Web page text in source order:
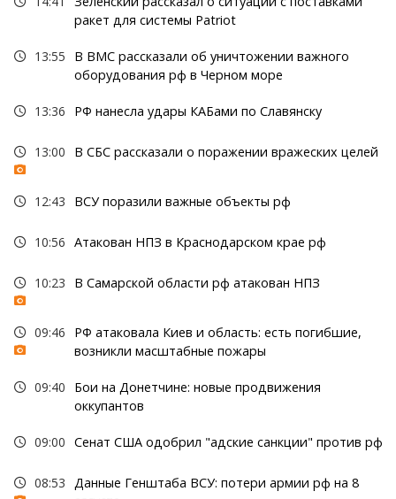
ракет для системы Patriot
13:55
В ВМС рассказали об уничтожении важного
оборудования рф в Черном море
13:36 РФ нанесла удары КАБами по Славянску
13:00 В СБС рассказали о поражении вражеских целей
12:43 ВСУ поразили важные объекты рф
10:56 Атакован НПЗ в Краснодарском крае рф
10:23 В Самарской области рф атакован НПЗ
09:46
РФ атаковала Киев и область: есть погибшие,
возникли масштабные пожары
09:40
Бои на Донетчине: новые продвижения
оккупантов
09:00 Сенат США одобрил "адские санкции" против рф
08:53 Данные Генштаба ВСУ: потери армии рф на 8